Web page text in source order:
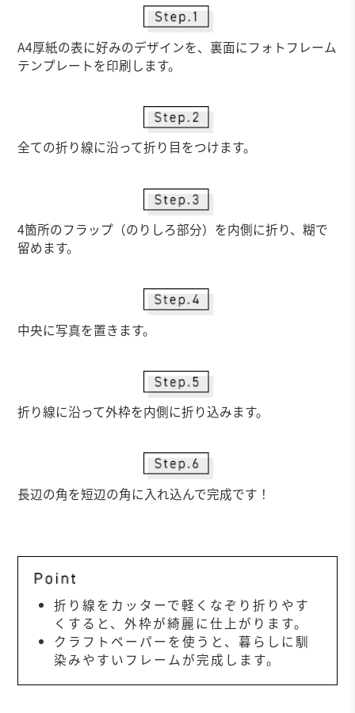
A4厚紙の表に好みのデザインを、裏面にフォトフレーム
テンプレートを印刷します。
全ての折り線に沿って折り目をつけます。
4箇所のフラップ（のりしろ部分）を内側に折り、糊で
留めます。
中央に写真を置きます。
折り線に沿って外枠を内側に折り込みます。
長辺の角を短辺の角に入れ込んで完成です！
折り線をカッターで軽くなぞり折りやす
くすると、外枠が綺麗に仕上がります。
クラフトペーパーを使うと、暮らしに馴
染みやすいフレームが完成します。